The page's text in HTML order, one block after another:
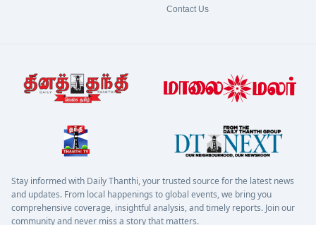
Contact Us
Stay informed with Daily Thanthi, your trusted source for the latest news
and updates. From local happenings to global events, we bring you
comprehensive coverage, insightful analysis, and timely reports. Join our
community and never miss a story that matters.